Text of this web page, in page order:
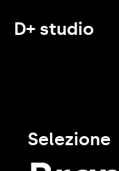
D+ studio
Selezione